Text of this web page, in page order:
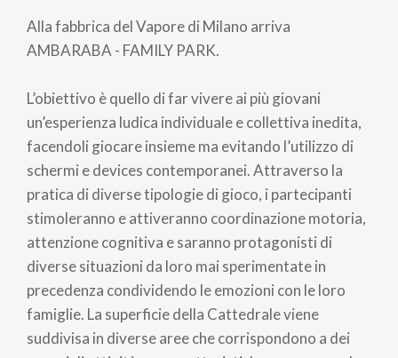
di
pane
Alla fabbrica del Vapore di Milano arriva
AMBARABA - FAMILY PARK.
L’obiettivo è quello di far vivere ai più giovani
un’esperienza ludica individuale e collettiva inedita,
facendoli giocare insieme ma evitando l’utilizzo di
schermi e devices contemporanei. Attraverso la
pratica di diverse tipologie di gioco, i partecipanti
stimoleranno e attiveranno coordinazione motoria,
attenzione cognitiva e saranno protagonisti di
diverse situazioni da loro mai sperimentate in
precedenza condividendo le emozioni con le loro
famiglie. La superficie della Cattedrale viene
suddivisa in diverse aree che corrispondono a dei